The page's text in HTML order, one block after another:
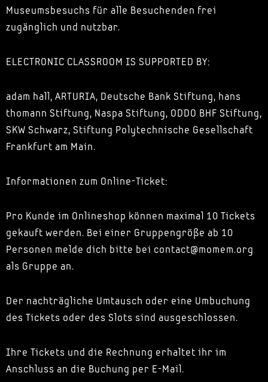
Museumsbesuchs für alle Besuchenden frei
zugänglich und nutzbar.
ELECTRONIC CLASSROOM IS SUPPORTED BY:
adam hall, ARTURIA, Deutsche Bank Stiftung, hans
thomann Stiftung, Naspa Stiftung, ODDO BHF Stiftung,
SKW Schwarz, Stiftung Polytechnische Gesellschaft
Frankfurt am Main.
Informationen zum Online-Ticket:
Pro Kunde im Onlineshop können maximal 10 Tickets
gekauft werden. Bei einer Gruppengröße ab 10
Personen melde dich bitte bei contact@momem.org
als Gruppe an.
Der nachträgliche Umtausch oder eine Umbuchung
des Tickets oder des Slots sind ausgeschlossen.
Ihre Tickets und die Rechnung erhaltet ihr im
Anschluss an die Buchung per E-Mail.